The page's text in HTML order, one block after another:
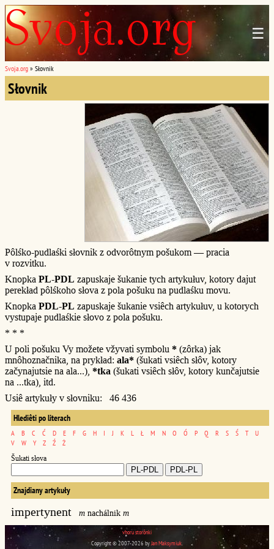
☰
Svoja.org » Słovnik
Słovnik
Pôlśko-pudlaśki słovnik z odvorôtnym pošukom — pracia
v rozvitku.
Knopka PL-PDL zapuskaje šukanie tych artykułuv, kotory dajut
perekład pôlśkoho słova z pola pošuku na pudlaśku movu.
Knopka PDL-PL zapuskaje šukanie vsiêch artykułuv, u kotorych
vystupaje pudlaśkie słovo z pola pošuku.
* * *
U poli pošuku Vy možete vžyvati symbolu * (zôrka) jak
mnôhoznačnika, na prykład: ala* (šukati vsiêch słôv, kotory
začynajutsie na ala...), *tka (šukati vsiêch słôv, kotory kunčajutsie
na ...tka), itd.
Usiê artykuły v słovniku: 46 436
Hlediêti po literach
A B C Ć D E F G H I J K L Ł M N O Ó P Q R S Ś T
U
V
W Y Z Ź Ż
Šukati słova
Znajdiany artykuły
impertynent m nachálnik m
vhoru storônki
Copyright © 2007-2026 byJan Maksymiuk